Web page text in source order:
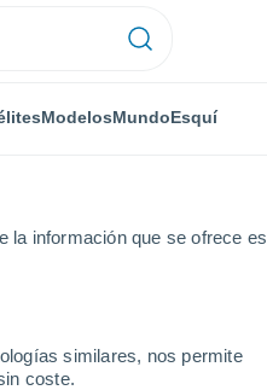
la información que se ofrece es
similares, nos permite
coste.
ModelosMundoEsquí